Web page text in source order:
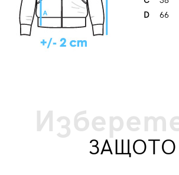
D
66
ЗАЩОТО